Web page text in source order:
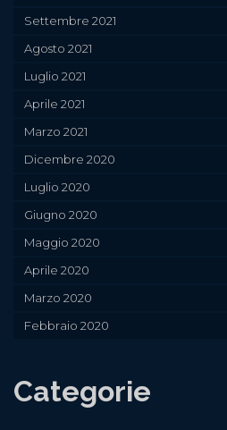
Settembre 2021
Agosto 2021
Luglio 2021
Aprile 2021
Marzo 2021
Dicembre 2020
Luglio 2020
Giugno 2020
Maggio 2020
Aprile 2020
Marzo 2020
Febbraio 2020
Categorie